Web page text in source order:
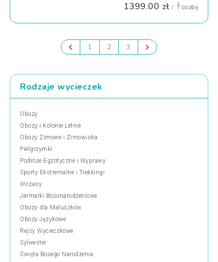
1399.00 zł / osobę
1 2 3
Rodzaje wycieczek
Obozy
Obozy i Kolonie Letnie
Obozy Zimowe i Zimowiska
Pielgrzymki
Podróże Egzotyczne i Wyprawy
Sporty Ekstremalne i Trekkingi
Wczasy
Jarmarki Bożonarodzeniowe
Obozy dla Maluszków
Obozy Językowe
Rejsy Wycieczkowe
Sylwester
Święta Bożego Narodzenia